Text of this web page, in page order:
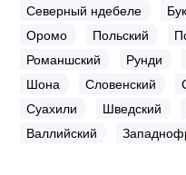
Северный ндебеле
Оромо
Польский
Романшский
Рунди
Шона
Словенский
Суахили
Шведский
Валлийский